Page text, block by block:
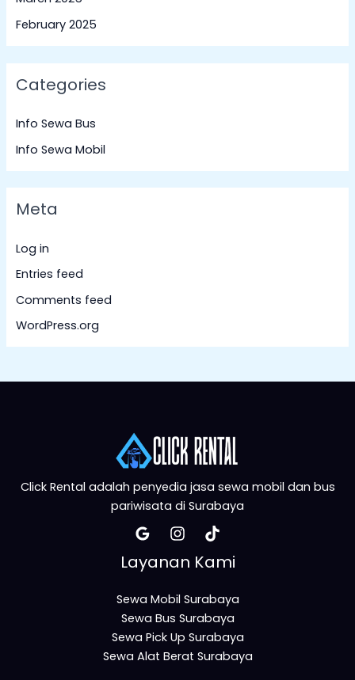
February 2025
Categories
Info Sewa Bus
Info Sewa Mobil
Meta
Log in
Entries feed
Comments feed
WordPress.org
Click Rental adalah penyedia jasa sewa mobil dan bus
pariwisata di Surabaya
Layanan Kami
Sewa Mobil Surabaya
Sewa Bus Surabaya
Sewa Pick Up Surabaya
Sewa Alat Berat Surabaya